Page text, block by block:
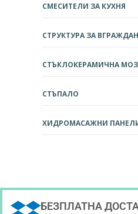
СМЕСИТЕЛИ ЗА КУХНЯ
СТРУКТУРА ЗА
СТЪКЛОКЕРАМИЧНА
СТЪПАЛО
ХИДРОМАСАЖНИ
БЕЗПЛАТНА